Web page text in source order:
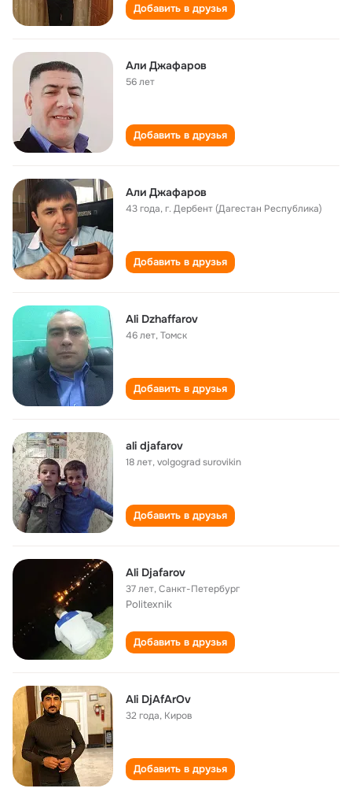
Добавить в друзья
Али Джафаров
56 лет
Добавить в друзья
Али Джафаров
43 года,г. Дербент (Дагестан Республика)
Добавить в друзья
Ali Dzhaffarov
46 лет,Томск
Добавить в друзья
ali djafarov
18 лет,volgograd surovikin
Добавить в друзья
Ali Djafarov
37 лет,Санкт-Петербург
Politexnik
Добавить в друзья
Ali DjAfArOv
32 года, Киров
Добавить в друзья